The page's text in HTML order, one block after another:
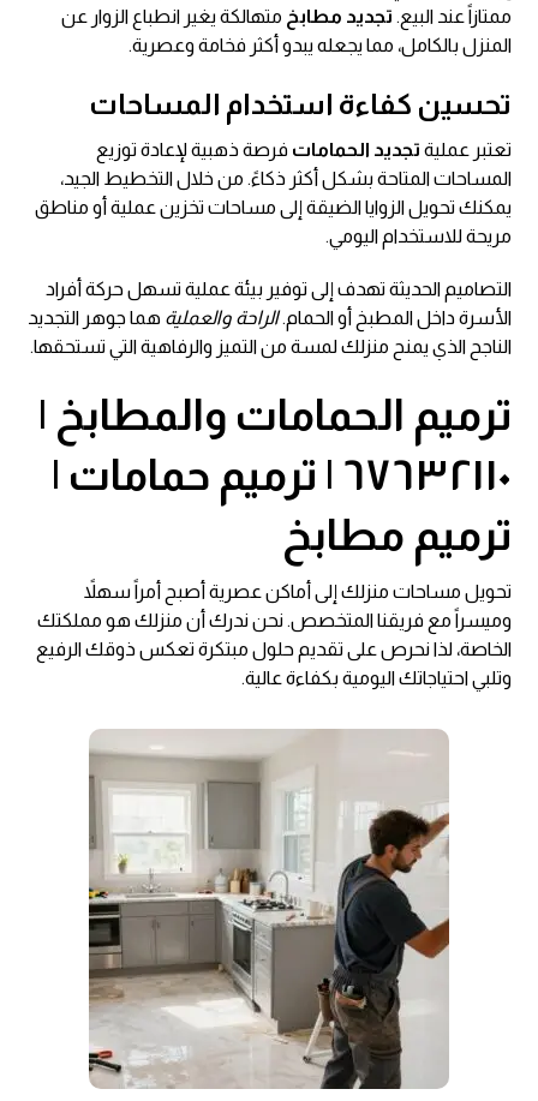
ممتازاً عند البيع. تجديد مطابخ متهالكة يغير انطباع الزوار عن
المنزل بالكامل، مما يجعله يبدو أكثر فخامة وعصرية.
تحسين كفاءة استخدام المساحات
تعتبر عملية تجديد الحمامات فرصة ذهبية لإعادة توزيع
المساحات المتاحة بشكل أكثر ذكاءً. من خلال التخطيط الجيد،
يمكنك تحويل الزوايا الضيقة إلى مساحات تخزين عملية أو مناطق
مريحة للاستخدام اليومي.
التصاميم الحديثة تهدف إلى توفير بيئة عملية تسهل حركة أفراد
الأسرة داخل المطبخ أو الحمام.الراحة والعملية هما جوهر التجديد
الناجح الذي يمنح منزلك لمسة من التميز والرفاهية التي تستحقها.
ترميم الحمامات والمطابخ |
٦٧٦٣٢١١٠ |
ترميم حمامات |
ترميم مطابخ
تحويل مساحات منزلك إلى أماكن عصرية أصبح أمراً سهلاً
وميسراً مع فريقنا المتخصص. نحن ندرك أن منزلك هو مملكتك
الخاصة، لذا نحرص على تقديم حلول مبتكرة تعكس ذوقك الرفيع
وتلبي احتياجاتك اليومية بكفاءة عالية.